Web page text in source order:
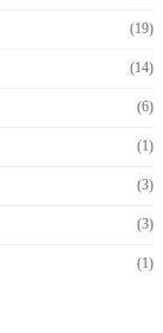
(19)
(14)
(6)
(1)
(3)
(3)
(1)